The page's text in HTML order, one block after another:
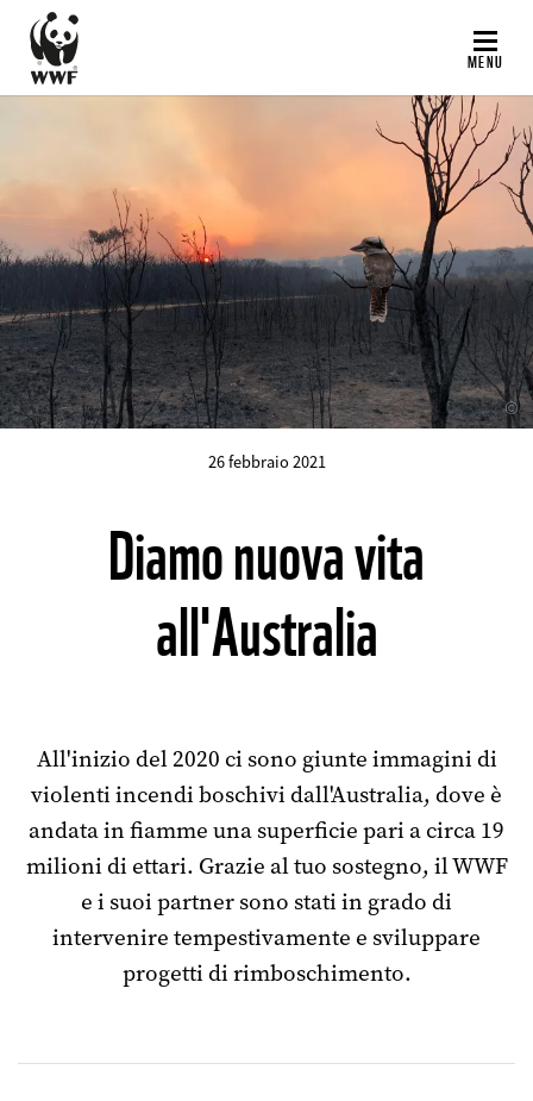
Salta
contenuto
principale
MENU
©
26 febbraio 2021
Diamo nuova vita
all'Australia
All'inizio del 2020 ci sono giunte immagini di
violenti incendi boschivi dall'Australia, dove è
andata in fiamme una superficie pari a circa 19
milioni di ettari. Grazie al tuo sostegno, il WWF
e i suoi partner sono stati in grado di
intervenire tempestivamente e sviluppare
progetti di rimboschimento.